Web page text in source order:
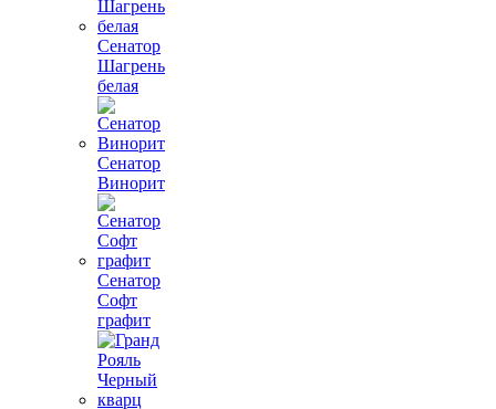
Сенатор
Шагрень
белая
Сенатор
Винорит
Сенатор
Софт
графит